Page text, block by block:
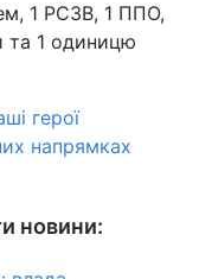
1 РСЗВ, 1 ППО,
та 1 одиницю
герої
напрямках
новини: